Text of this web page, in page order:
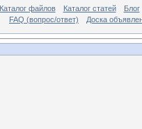
Каталог файлов Каталог статей
Блог
FAQ (вопрос/ответ)
Доска